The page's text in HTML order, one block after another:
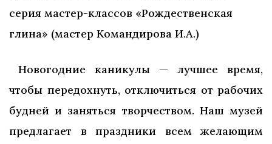
серия мастер-классов «Рождественская
глина» (мастер Командирова И.А.)
Новогодние каникулы — лучшее время,
чтобы передохнуть, отключиться от рабочих
будней и заняться творчеством. Наш музей
предлагает в праздники всем желающим